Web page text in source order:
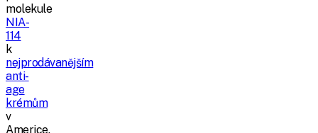
molekule
NIA-
114
k
nejprodávanějším
anti-
age
krémům
v
Americe.